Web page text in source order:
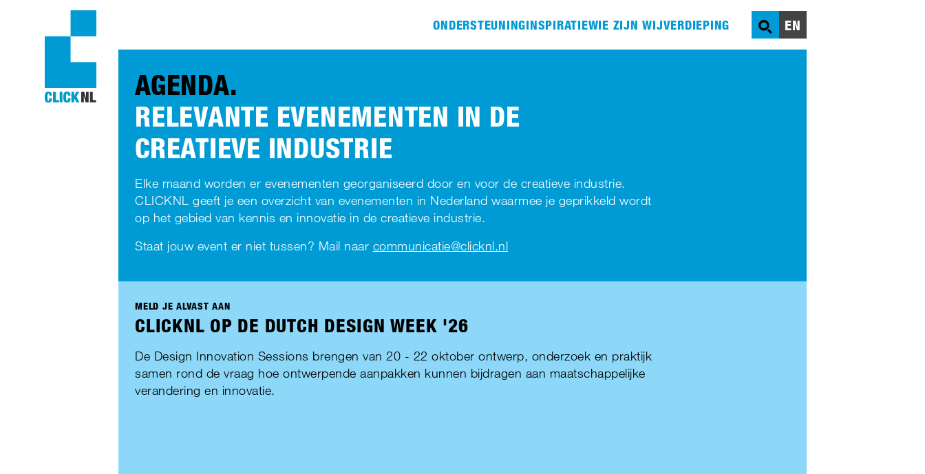
ONDERSTEUNINGINSPIRATIEWIE ZIJN WIJVERDIEPING
ZOEK
EN
AGENDA.
RELEVANTE EVENEMENTEN IN DE
CREATIEVE INDUSTRIE
Elke maand worden er evenementen georganiseerd door en voor de creatieve industrie.
CLICKNL geeft je een overzicht van evenementen in Nederland waarmee je geprikkeld wordt
op het gebied van kennis en innovatie in de creatieve industrie.
Staat jouw event er niet tussen? Mail naar communicatie@clicknl.nl
MELD JE ALVAST AAN
CLICKNL OP DE DUTCH DESIGN WEEK '26
De Design Innovation Sessions brengen van 20 - 22 oktober ontwerp, onderzoek en praktijk
samen rond de vraag hoe ontwerpende aanpakken kunnen bijdragen aan maatschappelijke
verandering en innovatie.